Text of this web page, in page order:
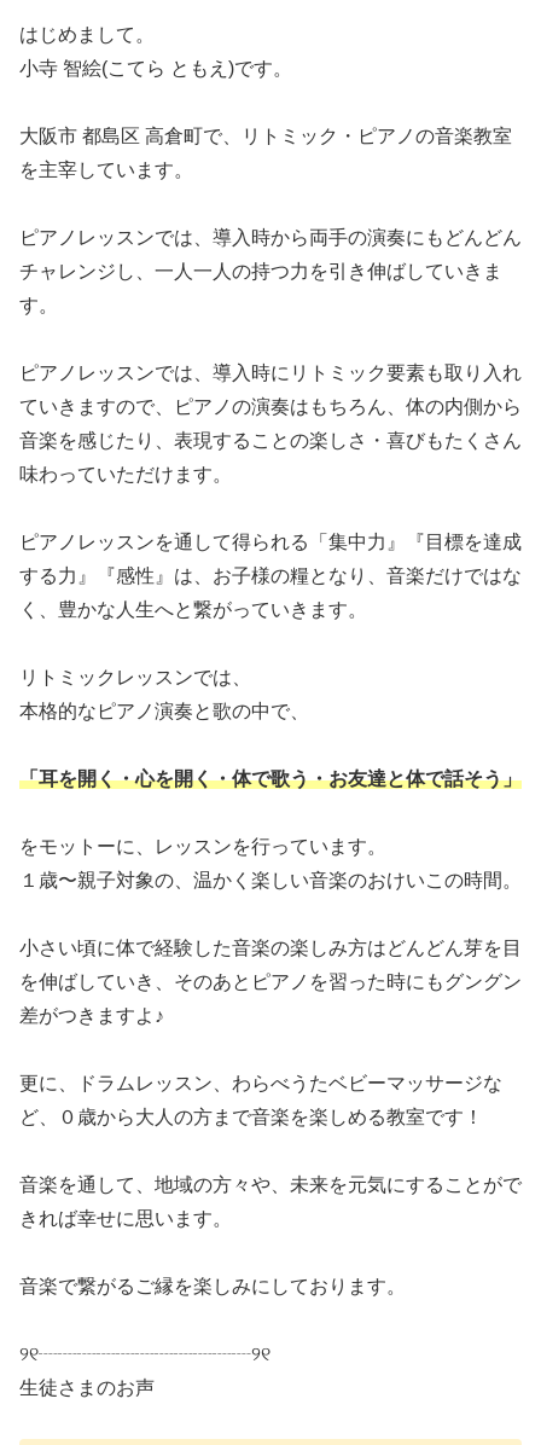
はじめまして。
小寺 智絵(こてら ともえ)です。
大阪市 都島区 高倉町で、リトミック・ピアノの音楽教室
を主宰しています。
ピアノレッスンでは、導入時から両手の演奏にもどんどん
チャレンジし、一人一人の持つ力を引き伸ばしていきま
す。
ピアノレッスンでは、導入時にリトミック要素も取り入れ
ていきますので、ピアノの演奏はもちろん、体の内側から
音楽を感じたり、表現することの楽しさ・喜びもたくさん
味わっていただけます。
ピアノレッスンを通して得られる「集中力』『目標を達成
する力』『感性』は、お子様の糧となり、音楽だけではな
く、豊かな人生へと繋がっていきます。
リトミックレッスンでは、
本格的なピアノ演奏と歌の中で、
「耳を開く・心を開く・体で歌う・お友達と体で話そう」
をモットーに、レッスンを行っています。
１歳〜親子対象の、温かく楽しい音楽のおけいこの時間。
小さい頃に体で経験した音楽の楽しみ方はどんどん芽を目
を伸ばしていき、そのあとピアノを習った時にもグングン
差がつきますよ♪
更に、ドラムレッスン、わらべうたベビーマッサージな
ど、０歳から大人の方まで音楽を楽しめる教室です！
音楽を通して、地域の方々や、未来を元気にすることがで
きれば幸せに思います。
音楽で繋がるご縁を楽しみにしております。
୨୧┈┈┈┈┈┈┈┈┈┈┈୨୧
生徒さまのお声